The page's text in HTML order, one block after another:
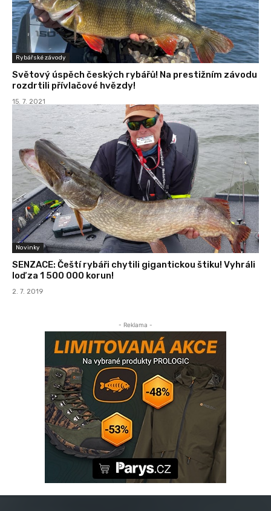
Rybářské závody
Světový úspěch českých rybářů! Na prestižním závodu
rozdrtili přívlačové hvězdy!
15. 7. 2021
Novinky
SENZACE: Čeští rybáři chytili gigantickou štiku! Vyhráli
loď za 1 500 000 korun!
2. 7. 2019
- Reklama -